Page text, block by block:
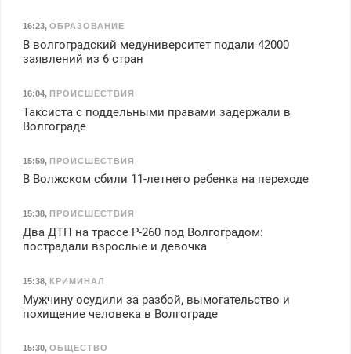
16:23, ОБРАЗОВАНИЕ
В волгоградский медуниверситет подали 42000
заявлений из 6 стран
16:04, ПРОИСШЕСТВИЯ
Таксиста с поддельными правами задержали в
Волгограде
15:59, ПРОИСШЕСТВИЯ
В Волжском сбили 11-летнего ребенка на переходе
15:38, ПРОИСШЕСТВИЯ
Два ДТП на трассе Р-260 под Волгоградом:
пострадали взрослые и девочка
15:38, КРИМИНАЛ
Мужчину осудили за разбой, вымогательство и
похищение человека в Волгограде
15:30, ОБЩЕСТВО